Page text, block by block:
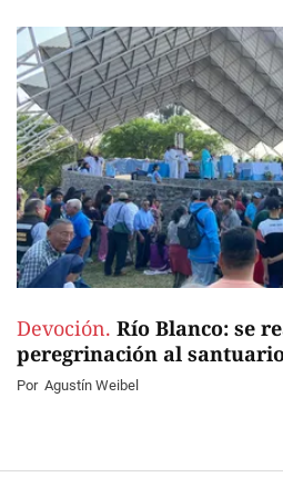
Devoción. Río Blanco: se
peregrinación al
Por Agustín Weibel